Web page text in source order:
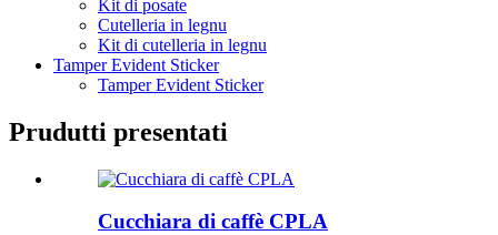
Kit di posate
Cutelleria in legnu
Kit di cutelleria in legnu
Tamper Evident Sticker
Tamper Evident Sticker
Prudutti presentati
Cucchiara di caffè CPLA